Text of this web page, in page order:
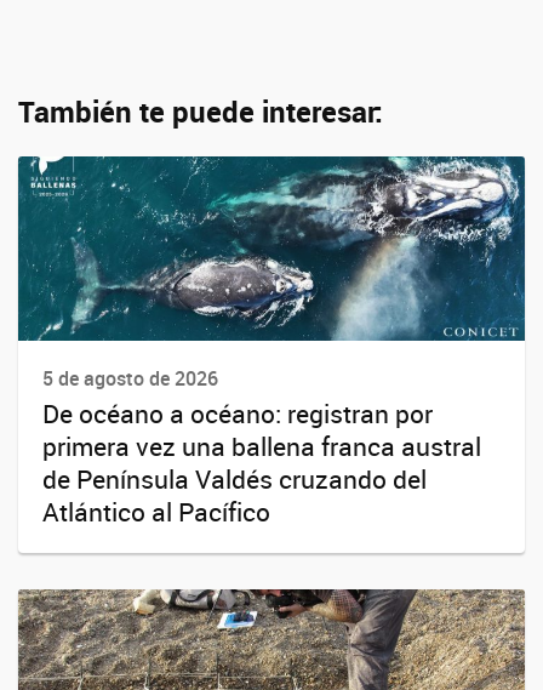
También te puede interesar:
5 de agosto de 2026
De océano a océano: registran por
primera vez una ballena franca austral
de Península Valdés cruzando del
Atlántico al Pacífico